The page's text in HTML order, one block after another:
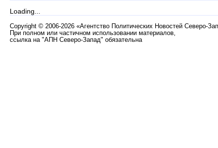
Loading...
Copyright © 2006-2026 «Агентство Политических Новостей Северо-
При полном или частичном использовании материалов,
ссылка на "АПН Северо-Запад" обязательна